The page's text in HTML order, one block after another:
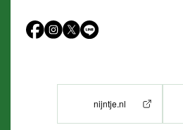
nijntje.nl